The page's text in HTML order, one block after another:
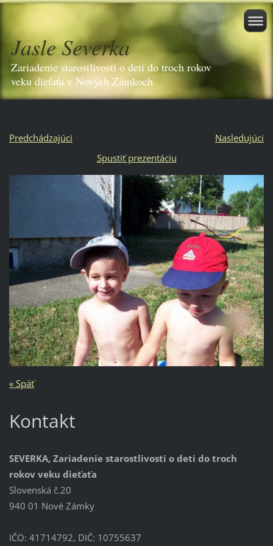
Jasle Severka
Zariadenie starostlivosti o deti do troch rokov
veku dieťaťa v Nových Zámkoch
Predchádzajúci
Nasledujúci
Spustiť prezentáciu
« Späť
Kontakt
SEVERKA, Zariadenie starostlivosti o deti do troch
rokov veku dieťaťa
Slovenská č.20
940 01 Nové Zámky
IČO: 41714792, DIČ: 10755637